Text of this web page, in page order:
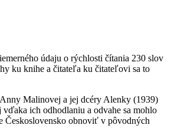
údaju o rýchlosti čítania 230 slov
ku knihe a čitateľa ku čitateľovi sa to
Malinovej a jej dcéry Alenky (1939)
vďaka ich odhodlaniu a odvahe sa mohlo
Československo obnoviť v pôvodných